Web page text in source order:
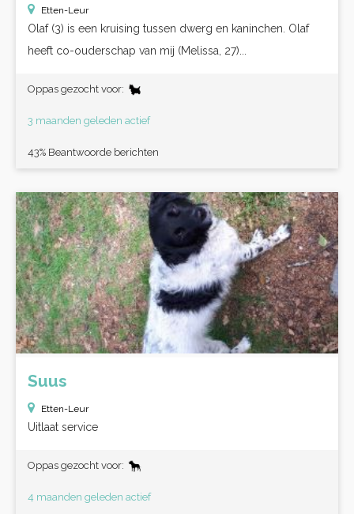
Etten-Leur
Olaf (3) is een kruising tussen dwerg en kaninchen. Olaf
heeft co-ouderschap van mij (Melissa, 27)...
Oppas gezocht voor:
3 maanden geleden actief
43% Beantwoorde berichten
Suus
Etten-Leur
Uitlaat service
Oppas gezocht voor:
4 maanden geleden actief